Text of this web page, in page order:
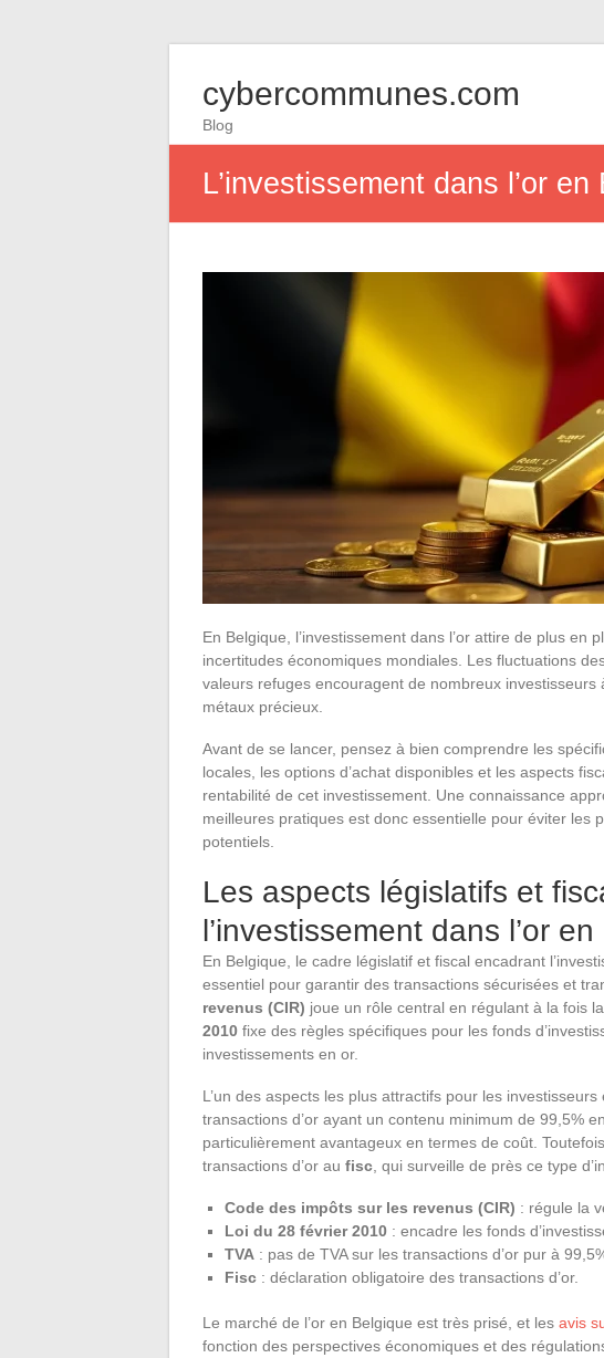
cybercommunes.com
Blog
L’investissement dans l’or
En Belgique, l’investissement dans l’or attire de plus en
incertitudes économiques mondiales. Les fluctuations
valeurs refuges encouragent de nombreux
métaux précieux.
Avant de se lancer, pensez à bien comprendre les
locales, les options d’achat disponibles et les aspects
rentabilité de cet investissement. Une connaissance
meilleures pratiques est donc essentielle pour éviter les
potentiels.
Les aspects législatifs et
l’investissement dans l’or
En Belgique, le cadre législatif et fiscal encadrant
essentiel pour garantir des transactions sécurisées et
revenus (CIR) joue un rôle central en régulant à la fois la
2010 fixe des règles spécifiques pour les fonds
investissements en or.
L’un des aspects les plus attractifs pour les investisseurs
transactions d’or ayant un contenu minimum de 99,5%
particulièrement avantageux en termes de coût.
transactions d’or au fisc , qui surveille de près ce type
Code des impôts sur les revenus (CIR) : régule la
Loi du 28 février 2010 : encadre les fonds
TVA : pas de TVA sur les transactions d’or pur à
Fisc : déclaration obligatoire des transactions d’or.
Le marché de l’or en Belgique est très prisé, et les avis
fonction des perspectives économiques et des